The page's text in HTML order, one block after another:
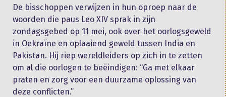
De bisschoppen verwijzen in hun oproep naar de
woorden die paus Leo XIV sprak in zijn
zondagsgebed op 11 mei, ook over het oorlogsgeweld
in Oekraïne en oplaaiend geweld tussen India en
Pakistan. Hij riep wereldleiders op zich in te zetten
om al die oorlogen te beëindigen: “Ga met elkaar
praten en zorg voor een duurzame oplossing van
deze conflicten.”